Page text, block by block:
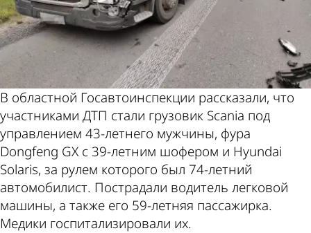
В областной Госавтоинспекции рассказали, что
участниками ДТП стали грузовик Scania под
управлением 43-летнего мужчины, фура
Dongfeng GX с 39-летним шофером и Hyundai
Solaris, за рулем которого был 74-летний
автомобилист. Пострадали водитель легковой
машины, а также его 59-летняя пассажирка.
Медики госпитализировали их.